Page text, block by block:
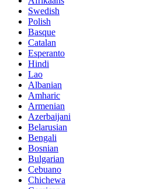
Swedish
Polish
Basque
Catalan
Esperanto
Hindi
Lao
Albanian
Amharic
Armenian
Azerbaijani
Belarusian
Bengali
Bosnian
Bulgarian
Cebuano
Chichewa